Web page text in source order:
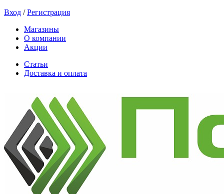
Вход /Регистрация
Магазины
О компании
Акции
Статьи
Доставка и оплата